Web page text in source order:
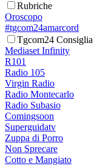
Rubriche
Oroscopo
#tgcom24amarcord
Tgcom24 Consiglia
Mediaset Infinity
R101
Radio 105
Virgin Radio
Radio Montecarlo
Radio Subasio
Comingsoon
Superguidatv
Zuppa di Porro
Non Sprecare
Cotto e Mangiato